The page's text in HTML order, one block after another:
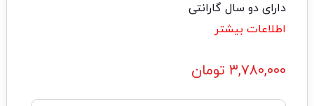
دارای دو سال گارانتی
اطلاعات بیشتر
۳,۷۸۰,۰۰۰ تومان